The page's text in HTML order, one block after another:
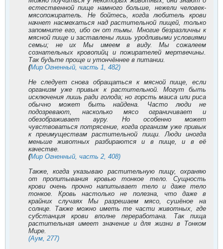
естественной пище намного больше, нежели человек-
мясопожиратель. Не бойтесь, когда любитель крови
начнет насмехаться над растительной пищей, только
запомните его, ибо он от тьмы. Многие безразличны к
мясной пище и заставлены лишь уродливыми условиями
семьи; не их Мы имеем в виду. Мы сожалеем
сознательных кровопийц и пожирателей мертвечины.
Так будьте проще и утончённее в питании.
(Мир Огненный, часть 1, 482)
Не следует снова обращаться к мясной пище, если
организм уже привык к растительной. Могут быть
исключения лишь ради голода; но горсть маиса или риса
обычно может быть найдена. Часто люди не
подозревают, насколько мясо ограничивает и
обезображивает ауру. Но особенно может
чувствоваться потрясение, когда организм уже привык
к преимуществам растительной пищи. Люди иногда
меньше животных разбираются и в пище, и в её
качестве.
(Мир Огненный, часть 2, 408)
Также, когда указываю растительную пищу, охраняю
от пропитывания кровью тонкое тело. Сущность
крови очень прочно напитывает тело и даже тело
тонкое. Кровь настолько не полезна, что даже в
крайних случаях Мы разрешаем мясо, сушёное на
солнце. Также можно иметь те части животных, где
субстанция крови вполне переработана. Так пища
растительная имеет значение и для жизни в Тонком
Мире.
(Аум, 277)